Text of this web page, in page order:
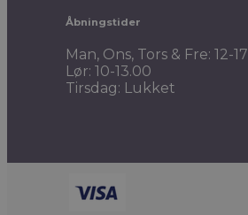
Åbningstider
Man, Ons, Tors & Fre: 12-17
Lør: 10-13.00
Tirsdag: Lukket